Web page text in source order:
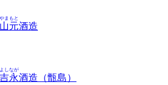
山元
やまもと
酒造
吉永
よしなが
酒造（甑島）